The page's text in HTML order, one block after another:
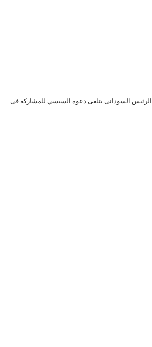
الرئيس السودانى يتلقى دعوة السيسي للمشاركة فى